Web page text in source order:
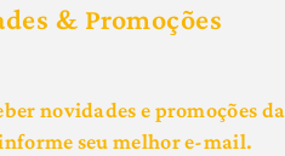
& Promoções
novidades e promoções da
seu melhor e-mail.